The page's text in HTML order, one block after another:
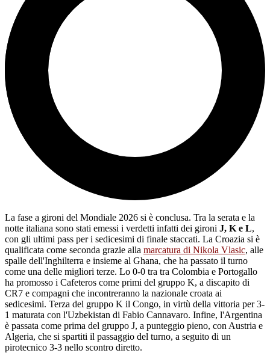
La fase a gironi del Mondiale 2026 si è conclusa. Tra la serata e la
notte italiana sono stati emessi i verdetti infatti dei gironi J, K e L,
con gli ultimi pass per i sedicesimi di finale staccati. La Croazia si è
qualificata come seconda grazie alla marcatura di Nikola Vlasic, alle
spalle dell'Inghilterra e insieme al Ghana, che ha passato il turno
come una delle migliori terze. Lo 0-0 tra tra Colombia e Portogallo
ha promosso i Cafeteros come primi del gruppo K, a discapito di
CR7 e compagni che incontreranno la nazionale croata ai
sedicesimi. Terza del gruppo K il Congo, in virtù della vittoria per 3-
1 maturata con l'Uzbekistan di Fabio Cannavaro. Infine, l'Argentina
è passata come prima del gruppo J, a punteggio pieno, con Austria e
Algeria, che si spartiti il passaggio del turno, a seguito di un
pirotecnico 3-3 nello scontro diretto.